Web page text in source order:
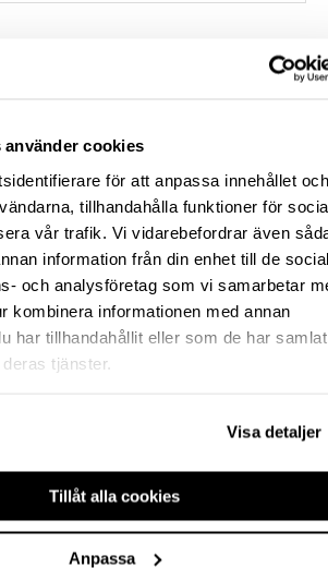
använder cookies
för att anpassa innehållet och
tillhandahålla funktioner för
vår trafik. Vi vidarebefordrar även
information från din enhet till de
och analysföretag som vi samarbetar
kombinera informationen med annan
har tillhandahållit eller som de har
tjänster.
Visa detaljer
Tillåt alla cookies
Anpassa
30 dagarna innan
(-84%)
KÖP
Slut i lager